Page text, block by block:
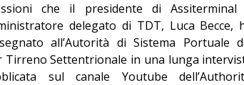
che il presidente di Assiterminal
delegato di TDT, Luca Becce,
all’Autorità di Sistema Portuale
Tirreno Settentrionale in una lunga
sul canale Youtube